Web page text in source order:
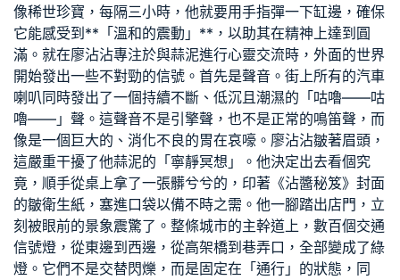
像稀世珍寶，每隔三小時，他就要用手指彈一下缸邊，確保
它能感受到**「溫和的震動」**，以助其在精神上達到圓
滿。就在廖沾沾專注於與蒜泥進行心靈交流時，外面的世界
開始發出一些不對勁的信號。首先是聲音。街上所有的汽車
喇叭同時發出了一個持續不斷、低沉且潮濕的「咕嚕——咕
嚕——」聲。這聲音不是引擎聲，也不是正常的鳴笛聲，而
像是一個巨大的、消化不良的胃在哀嚎。廖沾沾皺著眉頭，
這嚴重干擾了他蒜泥的「寧靜冥想」。他決定出去看個究
竟，順手從桌上拿了一張髒兮兮的，印著《沾醬秘笈》封面
的皺衛生紙，塞進口袋以備不時之需。他一腳踏出店門，立
刻被眼前的景象震驚了。整條城市的主幹道上，數百個交通
信號燈，從東邊到西邊，從高架橋到巷弄口，全部變成了綠
燈。它們不是交替閃爍，而是固定在「通行」的狀態，同